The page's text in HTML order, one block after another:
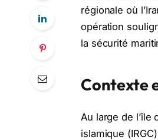
régionale où
opération
la sécurité
Contexte
Au large de l’île
islamique